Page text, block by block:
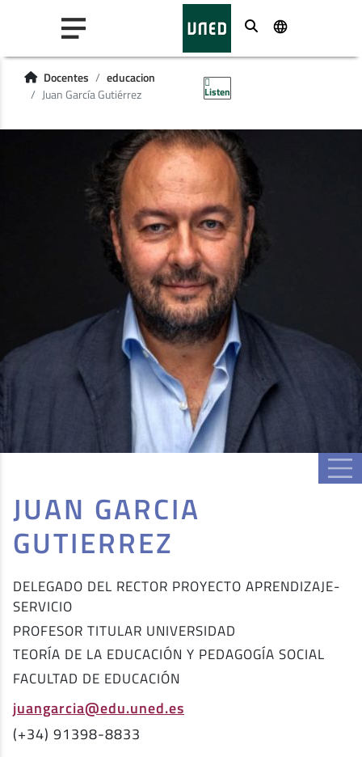
Buscar
Docentes
educacion
Juan García Gutiérrez
Listen
JUAN GARCIA
GUTIERREZ
DELEGADO DEL RECTOR PROYECTO APRENDIZAJE-
SERVICIO
PROFESOR TITULAR UNIVERSIDAD
TEORÍA DE LA EDUCACIÓN Y PEDAGOGÍA SOCIAL
FACULTAD DE EDUCACIÓN
juangarcia@edu.uned.es
(+34) 91398-8833